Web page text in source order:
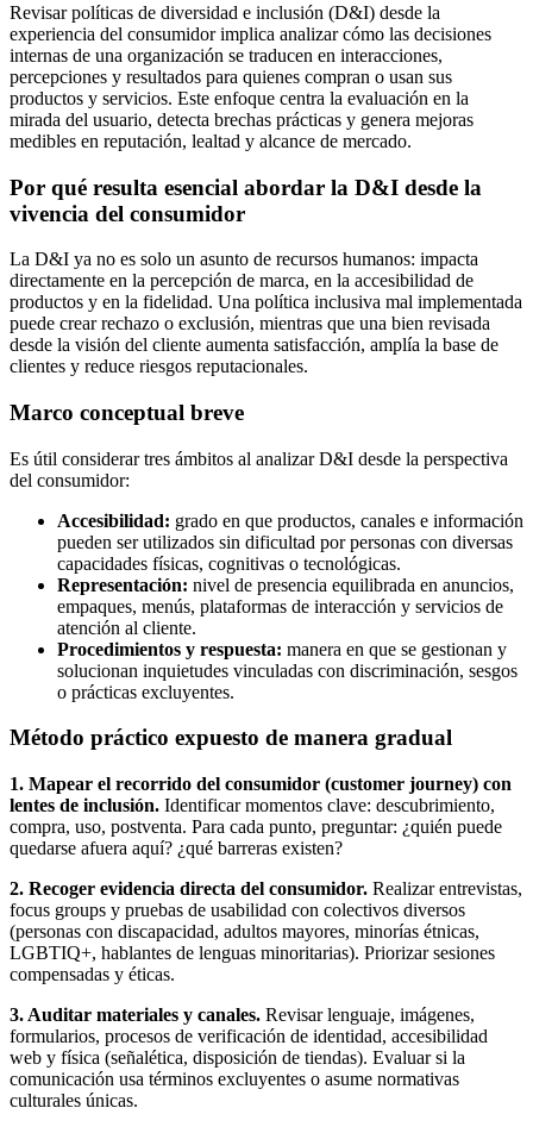
Revisar políticas de diversidad e inclusión (D&I) desde la
experiencia del consumidor implica analizar cómo las decisiones
internas de una organización se traducen en interacciones,
percepciones y resultados para quienes compran o usan sus
productos y servicios. Este enfoque centra la evaluación en la
mirada del usuario, detecta brechas prácticas y genera mejoras
medibles en reputación, lealtad y alcance de mercado.
Por qué resulta esencial abordar la D&I desde la
vivencia del consumidor
La D&I ya no es solo un asunto de recursos humanos: impacta
directamente en la percepción de marca, en la accesibilidad de
productos y en la fidelidad. Una política inclusiva mal implementada
puede crear rechazo o exclusión, mientras que una bien revisada
desde la visión del cliente aumenta satisfacción, amplía la base de
clientes y reduce riesgos reputacionales.
Marco conceptual breve
Es útil considerar tres ámbitos al analizar D&I desde la perspectiva
del consumidor:
Accesibilidad: grado en que productos, canales e información
pueden ser utilizados sin dificultad por personas con diversas
capacidades físicas, cognitivas o tecnológicas.
Representación: nivel de presencia equilibrada en anuncios,
empaques, menús, plataformas de interacción y servicios de
atención al cliente.
Procedimientos y respuesta: manera en que se gestionan y
solucionan inquietudes vinculadas con discriminación, sesgos
o prácticas excluyentes.
Método práctico expuesto de manera gradual
1. Mapear el recorrido del consumidor (customer journey) con
lentes de inclusión. Identificar momentos clave: descubrimiento,
compra, uso, postventa. Para cada punto, preguntar: ¿quién puede
quedarse afuera aquí? ¿qué barreras existen?
2. Recoger evidencia directa del consumidor. Realizar entrevistas,
focus groups y pruebas de usabilidad con colectivos diversos
(personas con discapacidad, adultos mayores, minorías étnicas,
LGBTIQ+, hablantes de lenguas minoritarias). Priorizar sesiones
compensadas y éticas.
3. Auditar materiales y canales. Revisar lenguaje, imágenes,
formularios, procesos de verificación de identidad, accesibilidad
web y física (señalética, disposición de tiendas). Evaluar si la
comunicación usa términos excluyentes o asume normativas
culturales únicas.